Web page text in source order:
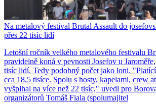
Na metalový festival Brutal Assault do
přes 22 tisíc lidí
Letošní ročník velkého metalového festivalu
pravidelně koná v pevnosti Josefov u
tisíc lidí. Tedy podobný počet jako loni.
cca 18,5 tisíce. Spolu s hosty, kapelami, crew
vyšplhal na více než 22 tisíc," uvedl pro
organizátorů Tomáš Fiala (spolumajitel